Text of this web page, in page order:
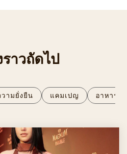
ราวถัดไป
วามยั่งยืน แคมเปญ อาหาร